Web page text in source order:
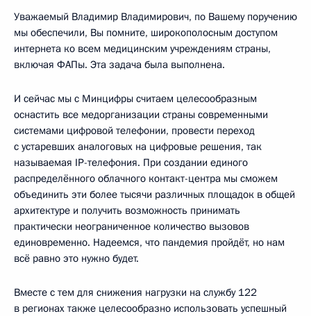
Уважаемый Владимир Владимирович, по Вашему поручению
мы обеспечили, Вы помните, широкополосным доступом
интернета ко всем медицинским учреждениям страны,
включая ФАПы. Эта задача была выполнена.
И сейчас мы с Минцифры считаем целесообразным
оснастить все медорганизации страны современными
системами цифровой телефонии, провести переход
с устаревших аналоговых на цифровые решения, так
называемая IP-телефония. При создании единого
распределённого облачного контакт-центра мы сможем
объединить эти более тысячи различных площадок в общей
архитектуре и получить возможность принимать
практически неограниченное количество вызовов
единовременно. Надеемся, что пандемия пройдёт, но нам
всё равно это нужно будет.
Вместе с тем для снижения нагрузки на службу 122
в регионах также целесообразно использовать успешный